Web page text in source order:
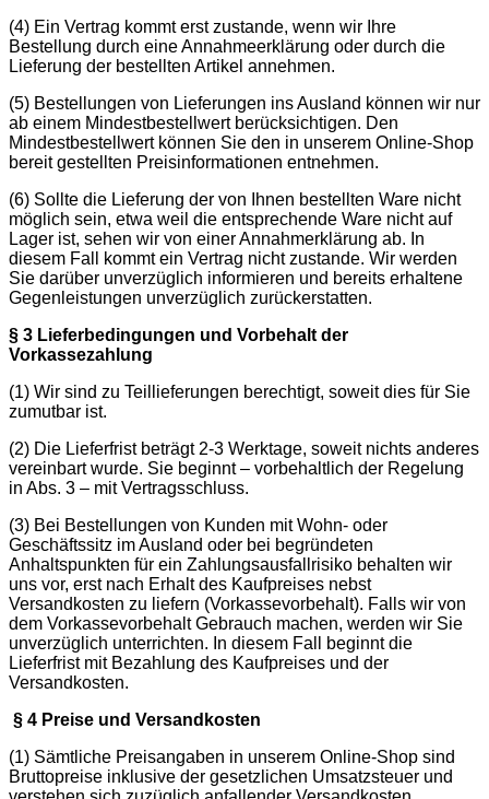
(4) Ein Vertrag kommt erst zustande, wenn wir Ihre
Bestellung durch eine Annahmeerklärung oder durch die
Lieferung der bestellten Artikel annehmen.
(5) Bestellungen von Lieferungen ins Ausland können wir nur
ab einem Mindestbestellwert berücksichtigen. Den
Mindestbestellwert können Sie den in unserem Online-Shop
bereit gestellten Preisinformationen entnehmen.
(6) Sollte die Lieferung der von Ihnen bestellten Ware nicht
möglich sein, etwa weil die entsprechende Ware nicht auf
Lager ist, sehen wir von einer Annahmerklärung ab. In
diesem Fall kommt ein Vertrag nicht zustande. Wir werden
Sie darüber unverzüglich informieren und bereits erhaltene
Gegenleistungen unverzüglich zurückerstatten.
§ 3 Lieferbedingungen und Vorbehalt der
Vorkassezahlung
(1) Wir sind zu Teillieferungen berechtigt, soweit dies für Sie
zumutbar ist.
(2) Die Lieferfrist beträgt 2-3 Werktage, soweit nichts anderes
vereinbart wurde. Sie beginnt – vorbehaltlich der Regelung
in Abs. 3 – mit Vertragsschluss.
(3) Bei Bestellungen von Kunden mit Wohn- oder
Geschäftssitz im Ausland oder bei begründeten
Anhaltspunkten für ein Zahlungsausfallrisiko behalten wir
uns vor, erst nach Erhalt des Kaufpreises nebst
Versandkosten zu liefern (Vorkassevorbehalt). Falls wir von
dem Vorkassevorbehalt Gebrauch machen, werden wir Sie
unverzüglich unterrichten. In diesem Fall beginnt die
Lieferfrist mit Bezahlung des Kaufpreises und der
Versandkosten.
§ 4 Preise und Versandkosten
(1) Sämtliche Preisangaben in unserem Online-Shop sind
Bruttopreise inklusive der gesetzlichen Umsatzsteuer und